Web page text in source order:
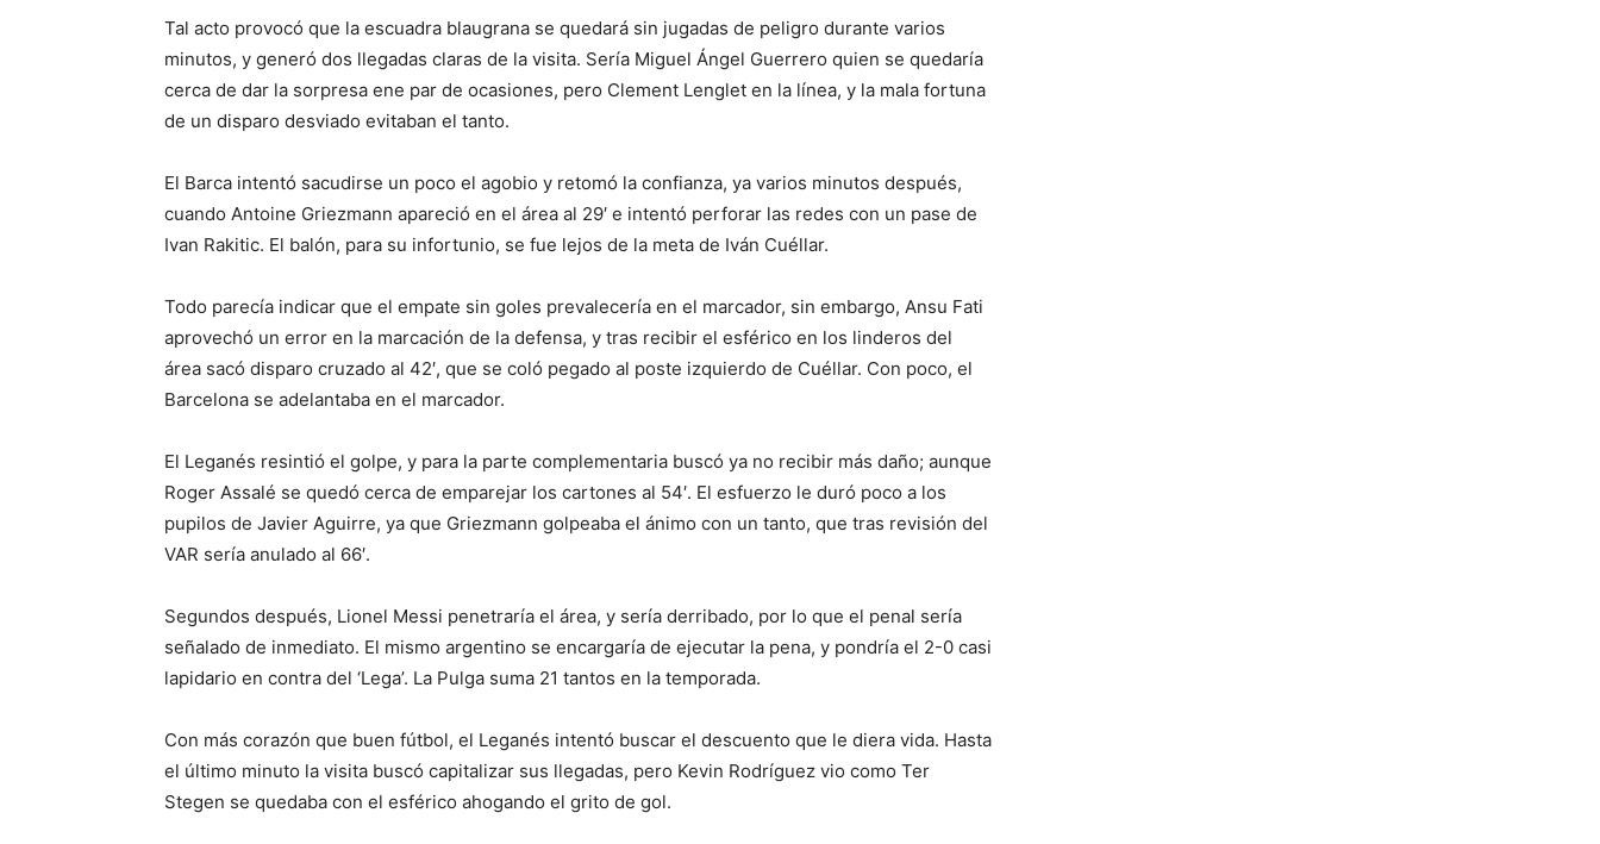
Tal acto provocó que la escuadra blaugrana se quedará sin jugadas de peligro durante varios
minutos, y generó dos llegadas claras de la visita. Sería Miguel Ángel Guerrero quien se quedaría
cerca de dar la sorpresa ene par de ocasiones, pero Clement Lenglet en la línea, y la mala fortuna
de un disparo desviado evitaban el tanto.
El Barca intentó sacudirse un poco el agobio y retomó la confianza, ya varios minutos después,
cuando Antoine Griezmann apareció en el área al 29′ e intentó perforar las redes con un pase de
Ivan Rakitic. El balón, para su infortunio, se fue lejos de la meta de Iván Cuéllar.
Todo parecía indicar que el empate sin goles prevalecería en el marcador, sin embargo, Ansu Fati
aprovechó un error en la marcación de la defensa, y tras recibir el esférico en los linderos del
área sacó disparo cruzado al 42′, que se coló pegado al poste izquierdo de Cuéllar. Con poco, el
Barcelona se adelantaba en el marcador.
El Leganés resintió el golpe, y para la parte complementaria buscó ya no recibir más daño; aunque
Roger Assalé se quedó cerca de emparejar los cartones al 54′. El esfuerzo le duró poco a los
pupilos de Javier Aguirre, ya que Griezmann golpeaba el ánimo con un tanto, que tras revisión del
VAR sería anulado al 66′.
Segundos después, Lionel Messi penetraría el área, y sería derribado, por lo que el penal sería
señalado de inmediato. El mismo argentino se encargaría de ejecutar la pena, y pondría el 2-0 casi
lapidario en contra del ‘Lega’. La Pulga suma 21 tantos en la temporada.
Con más corazón que buen fútbol, el Leganés intentó buscar el descuento que le diera vida. Hasta
el último minuto la visita buscó capitalizar sus llegadas, pero Kevin Rodríguez vio como Ter
Stegen se quedaba con el esférico ahogando el grito de gol.